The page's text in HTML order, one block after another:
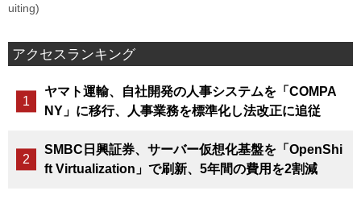
uiting)
アクセスランキング
ヤマト運輸、自社開発の人事システムを「COMPA
NY」に移行、人事業務を標準化し法改正に追従
SMBC日興証券、サーバー仮想化基盤を「OpenShi
ft Virtualization」で刷新、5年間の費用を2割減